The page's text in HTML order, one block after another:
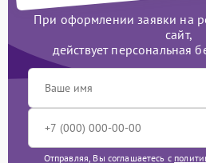
При оформлении заявки на
сайт,
действует персональная
Отправляя, Вы соглашаетесь с